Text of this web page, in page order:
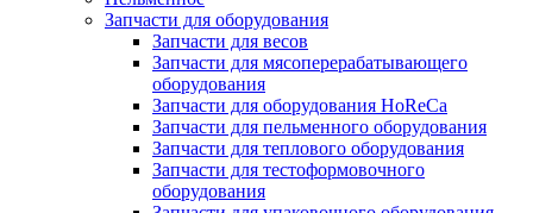
Запчасти для оборудования
Запчасти для весов
Запчасти для мясоперерабатывающего
оборудования
Запчасти для оборудования HoReCa
Запчасти для пельменного оборудования
Запчасти для теплового оборудования
Запчасти для тестоформовочного
оборудования